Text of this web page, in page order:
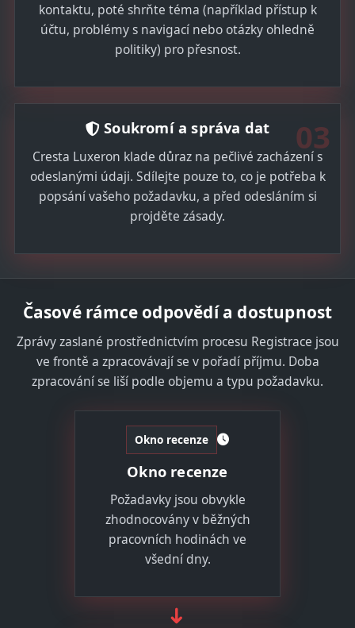
kontaktu, poté shrňte téma (například přístup k
účtu, problémy s navigací nebo otázky ohledně
politiky) pro přesnost.
03
Soukromí a správa dat
Cresta Luxeron klade důraz na pečlivé zacházení s
odeslanými údaji. Sdílejte pouze to, co je potřeba k
popsání vašeho požadavku, a před odesláním si
projděte zásady.
Časové rámce odpovědí a dostupnost
Zprávy zaslané prostřednictvím procesu Registrace jsou
ve frontě a zpracovávají se v pořadí příjmu. Doba
zpracování se liší podle objemu a typu požadavku.
Okno recenze
Okno recenze
Požadavky jsou obvykle
zhodnocovány v běžných
pracovních hodinách ve
všední dny.
➜